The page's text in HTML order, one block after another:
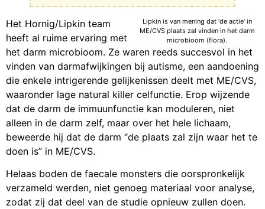
Lipkin is van mening dat ‘de actie’ in
ME/CVS plaats zal vinden in het darm
microbioom (flora).
Het Hornig/Lipkin team
heeft al ruime ervaring met
het darm microbioom. Ze waren reeds succesvol in het
vinden van darmafwijkingen bij autisme, een aandoening
die enkele intrigerende gelijkenissen deelt met ME/CVS,
waaronder lage natural killer celfunctie. Erop wijzende
dat de darm de immuunfunctie kan moduleren, niet
alleen in de darm zelf, maar over het hele lichaam,
beweerde hij dat de darm “de plaats zal zijn waar het te
doen is” in ME/CVS.
Helaas boden de faecale monsters die oorspronkelijk
verzameld werden, niet genoeg materiaal voor analyse,
zodat zij dat deel van de studie opnieuw zullen doen.